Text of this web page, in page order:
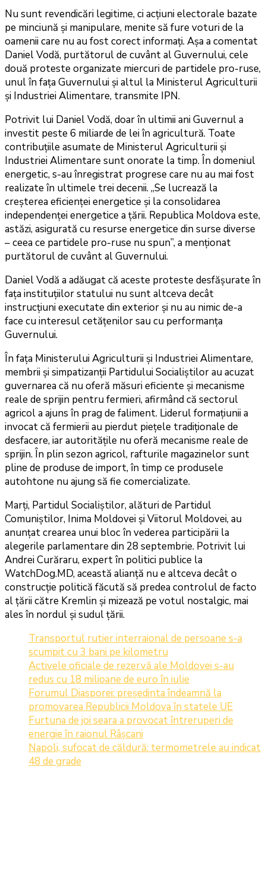
Nu sunt revendicări legitime, ci acțiuni electorale bazate
pe minciună și manipulare, menite să fure voturi de la
oamenii care nu au fost corect informați. Așa a comentat
Daniel Vodă, purtătorul de cuvânt al Guvernului, cele
două proteste organizate miercuri de partidele pro-ruse,
unul în fața Guvernului și altul la Ministerul Agriculturii
și Industriei Alimentare, transmite IPN.
Potrivit lui Daniel Vodă, doar în ultimii ani Guvernul a
investit peste 6 miliarde de lei în agricultură. Toate
contribuțiile asumate de Ministerul Agriculturii și
Industriei Alimentare sunt onorate la timp. În domeniul
energetic, s-au înregistrat progrese care nu au mai fost
realizate în ultimele trei decenii. „Se lucrează la
creșterea eficienței energetice și la consolidarea
independenței energetice a țării. Republica Moldova este,
astăzi, asigurată cu resurse energetice din surse diverse
– ceea ce partidele pro-ruse nu spun”, a menționat
purtătorul de cuvânt al Guvernului.
Daniel Vodă a adăugat că aceste proteste desfășurate în
fața instituțiilor statului nu sunt altceva decât
instrucțiuni executate din exterior și nu au nimic de-a
face cu interesul cetățenilor sau cu performanța
Guvernului.
În fața Ministerului Agriculturii și Industriei Alimentare,
membrii și simpatizanții Partidului Socialiștilor au acuzat
guvernarea că nu oferă măsuri eficiente și mecanisme
reale de sprijin pentru fermieri, afirmând că sectorul
agricol a ajuns în prag de faliment. Liderul formațiunii a
invocat că fermierii au pierdut piețele tradiționale de
desfacere, iar autoritățile nu oferă mecanisme reale de
sprijin. În plin sezon agricol, rafturile magazinelor sunt
pline de produse de import, în timp ce produsele
autohtone nu ajung să fie comercializate.
Marți, Partidul Socialiștilor, alături de Partidul
Comuniștilor, Inima Moldovei și Viitorul Moldovei, au
anunțat crearea unui bloc în vederea participării la
alegerile parlamentare din 28 septembrie. Potrivit lui
Andrei Curăraru, expert în politici publice la
WatchDog.MD, această alianță nu e altceva decât o
construcție politică făcută să predea controlul de facto
al țării către Kremlin și mizează pe votul nostalgic, mai
ales în nordul și sudul țării.
Transportul rutier interraional de persoane s-a
scumpit cu 3 bani pe kilometru
Activele oficiale de rezervă ale Moldovei s-au
redus cu 18 milioane de euro în iulie
Forumul Diasporei: președinta îndeamnă la
promovarea Republicii Moldova în statele UE
Furtuna de joi seara a provocat întreruperi de
energie în raionul Râșcani
Napoli, sufocat de căldură: termometrele au indicat
48 de grade